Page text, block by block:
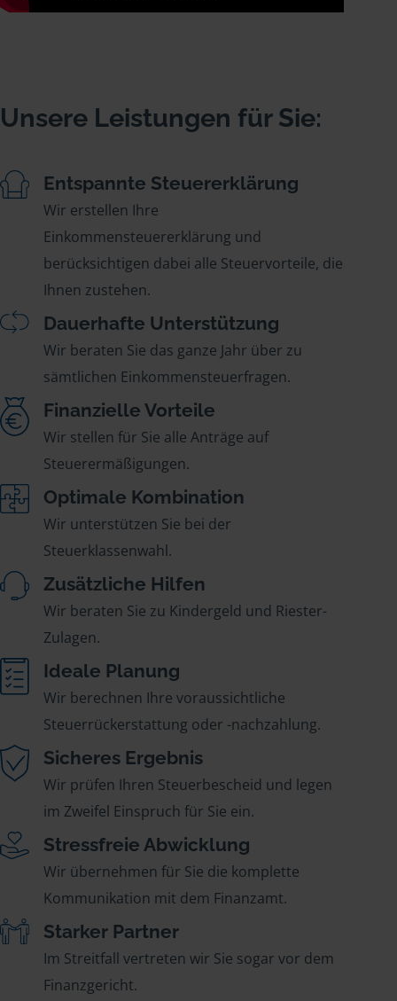
Unsere Leistungen für Sie:
Entspannte Steuererklärung
Wir erstellen Ihre
Einkommensteuererklärung und
berücksichtigen dabei alle Steuervorteile, die
Ihnen zustehen.
Dauerhafte Unterstützung
Wir beraten Sie das ganze Jahr über zu
sämtlichen Einkommensteuerfragen.
Finanzielle Vorteile
Wir stellen für Sie alle Anträge auf
Steuerermäßigungen.
Optimale Kombination
Wir unterstützen Sie bei der
Steuerklassenwahl.
Zusätzliche Hilfen
Wir beraten Sie zu Kindergeld und Riester-
Zulagen.
Ideale Planung
Wir berechnen Ihre voraussichtliche
Steuerrückerstattung oder -nachzahlung.
Sicheres Ergebnis
Wir prüfen Ihren Steuerbescheid und legen
im Zweifel Einspruch für Sie ein.
Stressfreie Abwicklung
Wir übernehmen für Sie die komplette
Kommunikation mit dem Finanzamt.
Starker Partner
Im Streitfall vertreten wir Sie sogar vor dem
Finanzgericht.